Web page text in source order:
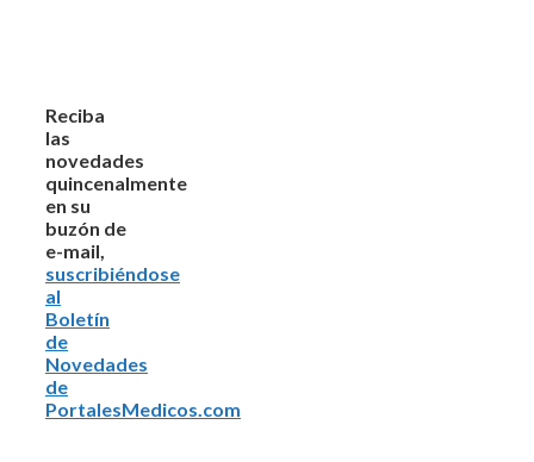
Reciba
las
novedades
quincenalmente
en su
buzón de
e-mail,
suscribiéndose
al
Boletín
de
Novedades
de
PortalesMedicos.com